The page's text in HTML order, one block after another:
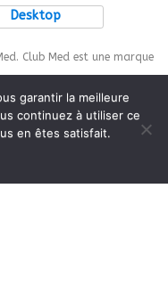
Desktop
Club Med est une marque
garantir la meilleure
continuez à utiliser ce
en êtes satisfait.